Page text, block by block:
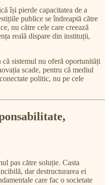
își pierde capacitatea de a
publice se îndreaptă către
nu către cele care creează
reală dispare din instituții,
sistemul nu oferă oportunități
scade, pentru că mediul
politic, nu pe cele
pas către soluție. Casta
dar destructurarea ei
care fac o societate